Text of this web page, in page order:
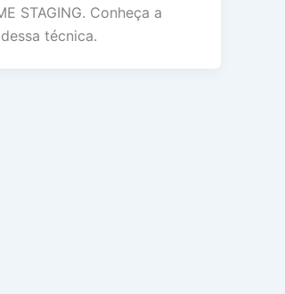
STAGING. Conheça a
técnica.